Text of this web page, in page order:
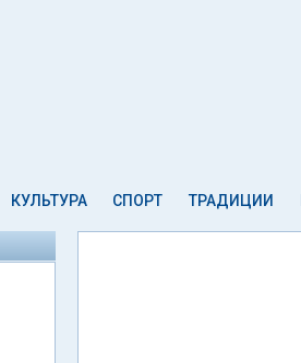
КУЛЬТУРА СПОРТ ТРАДИЦИИ